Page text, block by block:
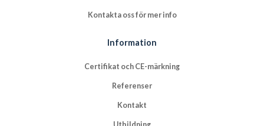
Kontakta oss för mer info
Information
Certifikat och CE-märkning
Referenser
Kontakt